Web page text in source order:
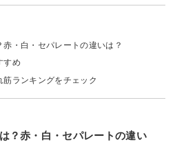
・白・セパレートの違いは？
すめ
ランキングをチェック
？赤・白・セパレートの違い